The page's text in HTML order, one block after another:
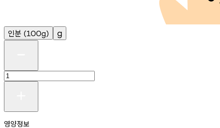
인분 (100g) g
영양정보